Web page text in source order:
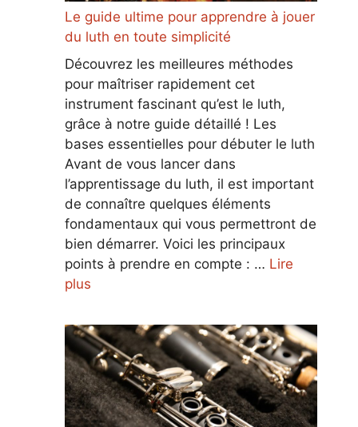
Le guide ultime pour apprendre à jouer
du luth en toute simplicité
Découvrez les meilleures méthodes
pour maîtriser rapidement cet
instrument fascinant qu’est le luth,
grâce à notre guide détaillé ! Les
bases essentielles pour débuter le luth
Avant de vous lancer dans
l’apprentissage du luth, il est important
de connaître quelques éléments
fondamentaux qui vous permettront de
bien démarrer. Voici les principaux
points à prendre en compte : … Lire
plus